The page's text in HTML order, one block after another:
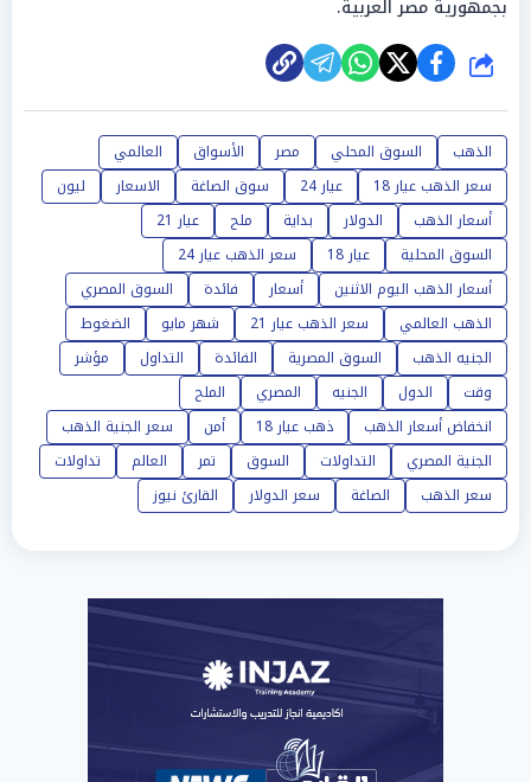
بجمهورية مصر العربية.
شارك
الذهب السوق المحلي مصر الأسواق
العالمي
سعر الذهب عيار 18
عيار 24 سوق الصاغة الاسعار
ليون
أسعار الذهب
الدولار بداية ملح
عيار 21
السوق المحلية
عيار 18
سعر الذهب عيار 24
أسعار الذهب اليوم الاثنين
أسعار فائدة
السوق المصري
الذهب العالمي
سعر الذهب عيار 21 شهر مايو
الضغوط
الجنيه الذهب
السوق المصرية الفائدة التداول
مؤشر
وقت
الدول الجنيه المصري
الملح
انخفاض أسعار الذهب
ذهب عيار 18 أمن
سعر الجنية الذهب
الجنية المصري
التداولات السوق تمر العالم
تداولات
سعر الذهب
الصاغة سعر الدولار القارئ نيوز